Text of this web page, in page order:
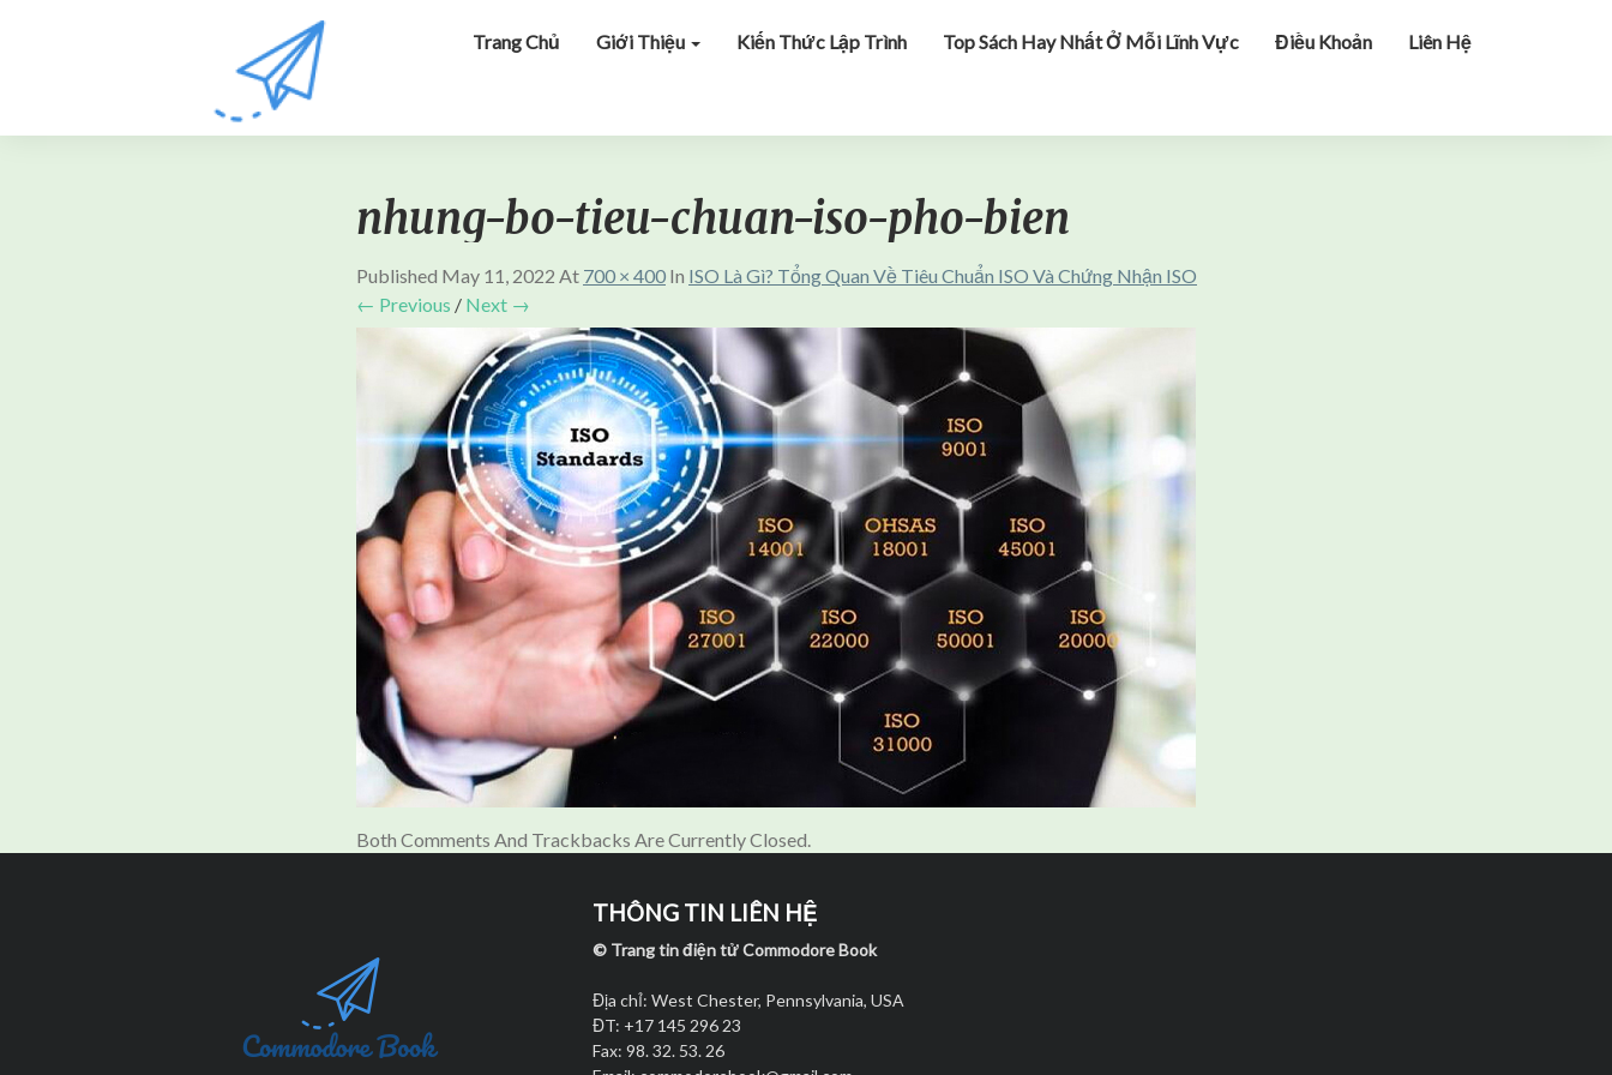
Trang Chủ Giới Thiệu Kiến Thức Lập Trình Top Sách Hay Nhất Ở Mỗi Lĩnh Vực Điều Khoản Liên Hệ
nhung-bo-tieu-chuan-iso-pho-bien
Published May 11, 2022 At 700 × 400 In ISO Là Gì? Tổng Quan Về Tiêu Chuẩn ISO Và Chứng Nhận ISO
← Previous / Next →
Both Comments And Trackbacks Are Currently Closed.
THÔNG TIN LIÊN HỆ
© Trang tin điện tử Commodore Book
Địa chỉ: West Chester, Pennsylvania, USA
ĐT: +17 145 296 23
Fax: 98. 32. 53. 26